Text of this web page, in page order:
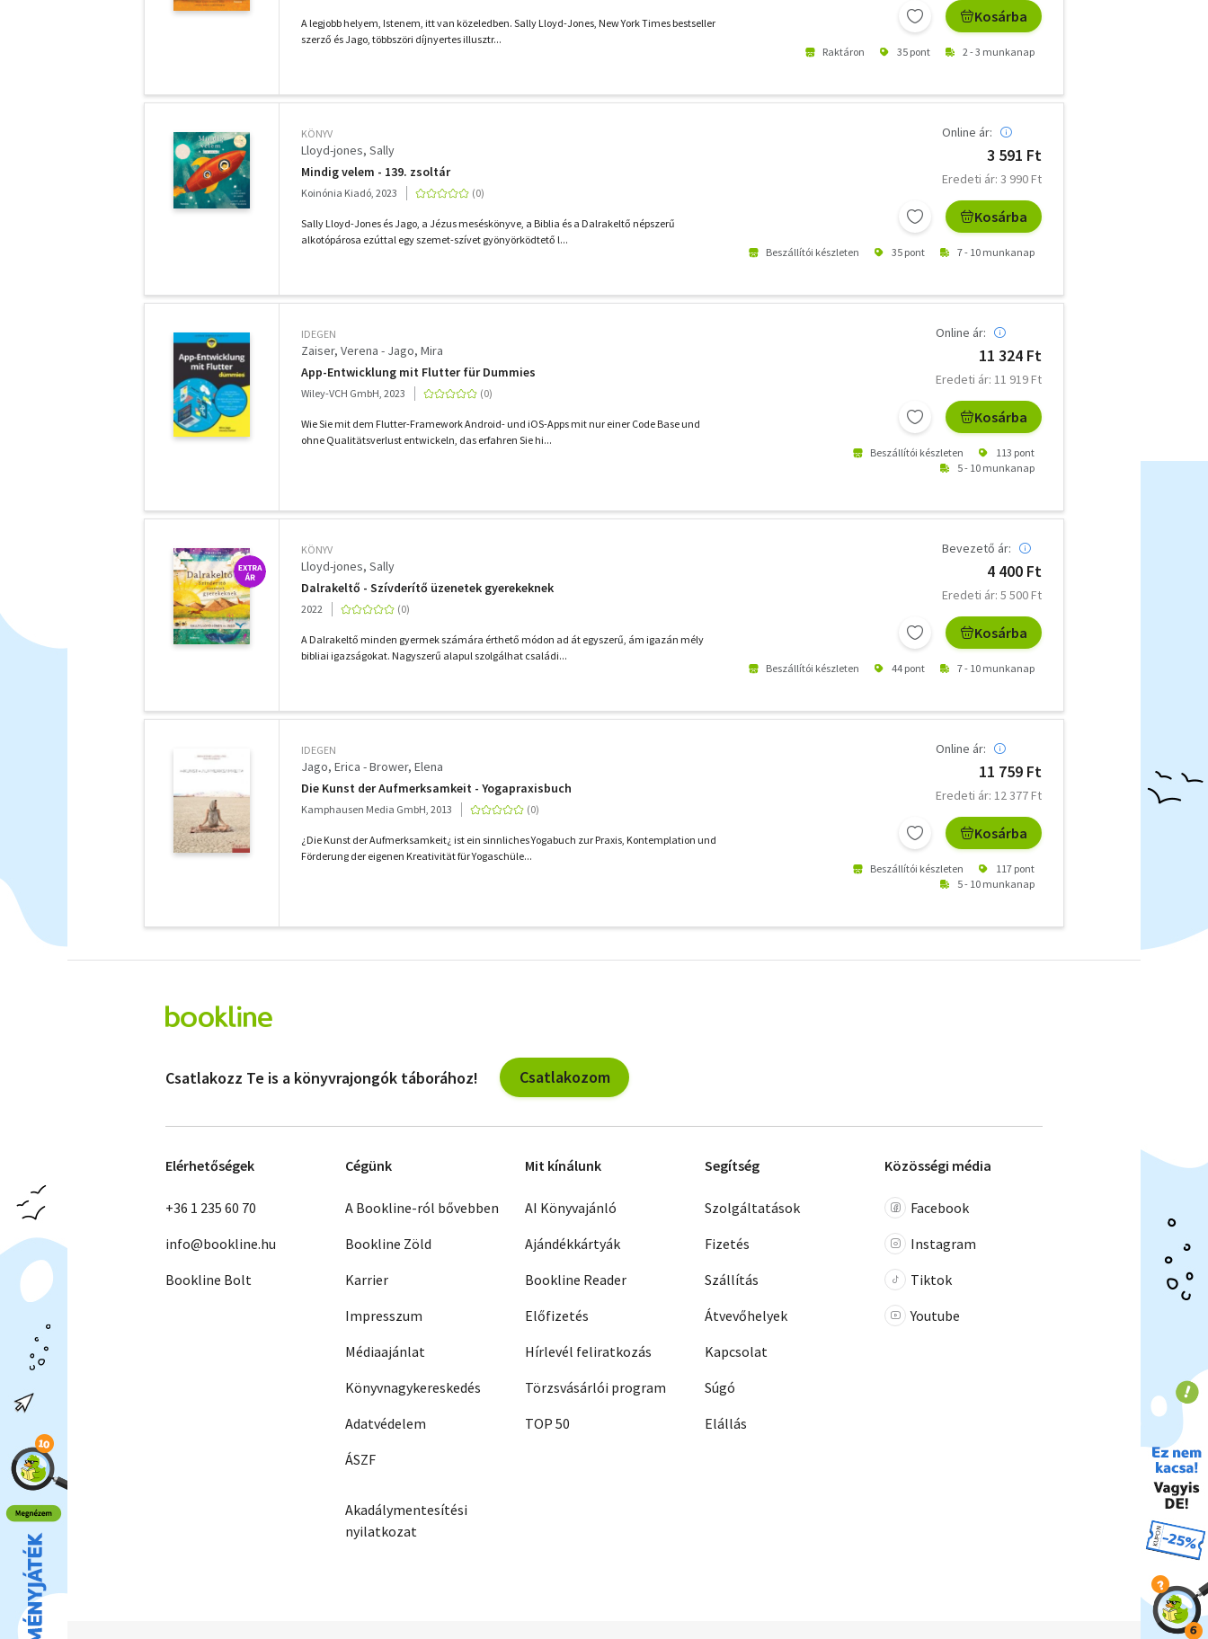
A legjobb helyem, Istenem, itt van közeledben. Sally Lloyd-Jones, New York Times bestseller
szerző és Jago, többszöri díjnyertes illusztr...
Kosárba
Raktáron 35 pont 2 - 3 munkanap
KÖNYV
Lloyd-jones, Sally
Mindig velem - 139. zsoltár
Koinónia Kiadó, 2023
Sally Lloyd-Jones és Jago, a Jézus meséskönyve, a Biblia és a Dalrakeltő népszerű
alkotópárosa ezúttal egy szemet-szívet gyönyörködtető l...
Online ár:
3 591 Ft
Eredeti ár: 3 990 Ft
Kosárba
Beszállítói készleten 35 pont 7 - 10 munkanap
IDEGEN
Zaiser, Verena - Jago, Mira
App-Entwicklung mit Flutter für Dummies
Wiley-VCH GmbH, 2023
Wie Sie mit dem Flutter-Framework Android- und iOS-Apps mit nur einer Code Base und
ohne Qualitätsverlust entwickeln, das erfahren Sie hi...
Online ár:
11 324 Ft
Eredeti ár: 11 919 Ft
Kosárba
Beszállítói készleten
113 pont
5 - 10 munkanap
KÖNYV
Lloyd-jones, Sally
Dalrakeltő - Szívderítő üzenetek gyerekeknek
2022
A Dalrakeltő minden gyermek számára érthető módon ad át egyszerű, ám igazán mély
bibliai igazságokat. Nagyszerű alapul szolgálhat családi...
Bevezető ár:
4 400 Ft
Eredeti ár: 5 500 Ft
Kosárba
Beszállítói készleten 44 pont 7 - 10 munkanap
IDEGEN
Jago, Erica - Brower, Elena
Die Kunst der Aufmerksamkeit - Yogapraxisbuch
Kamphausen Media GmbH, 2013
¿Die Kunst der Aufmerksamkeit¿ ist ein sinnliches Yogabuch zur Praxis, Kontemplation und
Förderung der eigenen Kreativität für Yogaschüle...
Online ár:
11 759 Ft
Eredeti ár: 12 377 Ft
Kosárba
Beszállítói készleten
117 pont
5 - 10 munkanap
szűrők
Csatlakozz Te is a könyvrajongók táborához! Csatlakozom
Elérhetőségek
+36 1 235 60 70
info@bookline.hu
Bookline Bolt
Cégünk
A Bookline-ról bővebben
Bookline Zöld
Karrier
Impresszum
Médiaajánlat
Könyvnagykereskedés
Adatvédelem
ÁSZF
Akadálymentesítési
nyilatkozat
Mit kínálunk
AI Könyvajánló
Ajándékkártyák
Bookline Reader
Előfizetés
Hírlevél feliratkozás
Törzsvásárlói program
TOP 50
Segítség
Szolgáltatások
Fizetés
Szállítás
Átvevőhelyek
Kapcsolat
Súgó
Elállás
Közösségi média
Facebook
Instagram
Tiktok
Youtube